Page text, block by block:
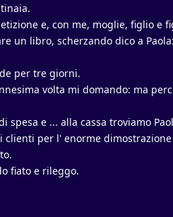
e, con me, moglie, figlio e
un libro, scherzando dico a
per tre giorni.
volta mi domando: ma
e ... alla cassa troviamo
per l' enorme
fiato e rileggo.